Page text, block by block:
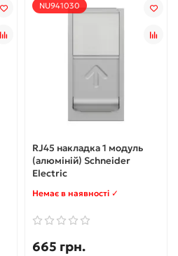
NU941030
RJ45 накладка 1 модуль
(алюміній) Schneider
Electric
Немає в наявності ✓
665 грн.